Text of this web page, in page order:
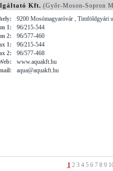
Kft. (Győr-Moson-Sopron
9200 Mosómagyaróvár , Timföldgyári
1:
96/215-544
2:
96/577-460
1:
96/215-544
2:
96/577-468
www.aquakft.hu
aqua@aquakft.hu
1 2 3 4 5 6 7 8 9